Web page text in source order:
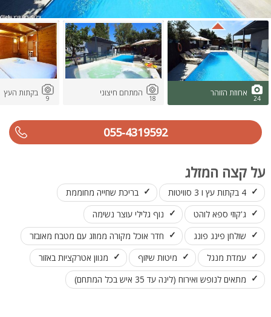
24
אחוזת הזוהר
18
המתחם חיצוני
9
בקתות העץ
055-4319592
על קצה המזלג
4 בקתות עץ ו 3 סוויטות
בריכת שחייה מחוממת
ג'קוזי ספא לוהט
נוף גלילי עוצר נשימה
שולחן פינג פונג
חדר אוכל מקורה ממוזג עם מטבח מאובזר
עמדת מנגל
מיטות שיזוף
מגוון אטרקציות באזור
מתאים לנופש ואירוח (לינה עד 35 איש בכל המתחם)